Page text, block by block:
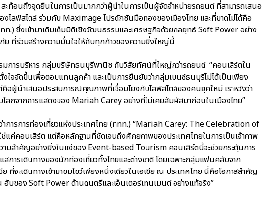
ท้อนถึงจุดยืนในการเป็นมากกว่าผู้นำในการเป็นผู้จัดจำหน่ายรถยนต์ ที่สามารถเสนอ
ลฟ์สไตล์ ร่วมกับ Maximage โปรดักชันมือทองของเมืองไทย และที่ขาดไม่ได้คือ
ท.) ซึ่งเข้ามาเติมเต็มมิติเชิงวัฒนธรรมและเศรษฐกิจด้วยกลยุทธ์ Soft Power อย่าง
ย ที่ร่วมสร้างความมั่นใจให้กับทุกก้าวของความยิ่งใหญ่นี้
การบริหาร กลุ่มบริษัทธนบุรีพานิช กับวิสัยทัศน์ที่ใหญ่กว่ารถยนต์ “คอนเสิร์ตใน
ใจจัดขึ้นเพื่อตอบแทนลูกค้า และเป็นการยืนยันว่ากลุ่มเบนซ์ธนบุรีไม่ได้เป็นเพียง
อผู้นำเสนอประสบการณ์คุณภาพที่เชื่อมโยงกับไลฟ์สไตล์ของคนยุคใหม่ เราหวังว่า
โลกจากการแสดงของ Mariah Carey อย่างที่ไม่เคยสัมผัสมาก่อนในเมืองไทย”
าการการท่องเที่ยวแห่งประเทศไทย (ททท.) “Mariah Carey: The Celebration of
ค่คอนเสิร์ต แต่คือหลักฐานที่ชัดเจนถึงศักยภาพของประเทศไทยในการเป็นเจ้าภาพ
ามสำคัญอย่างยิ่งในแง่ของ Event-based Tourism คอนเสิร์ตนี้จะช่วยกระตุ้นการ
สการเดินทางของนักท่องเที่ยวทั้งไทยและต่างชาติ โดยเฉพาะกลุ่มแฟนคลับจาก
ที่จะเดินทางเข้ามาชมโชว์เพียงหนึ่งเดียวในเอเชีย ณ ประเทศไทย นี่คือโอกาสสำคัญ
ฮับของ Soft Power ด้านดนตรีและเอ็นเตอร์เทนเมนต์ อย่างแท้จริง”